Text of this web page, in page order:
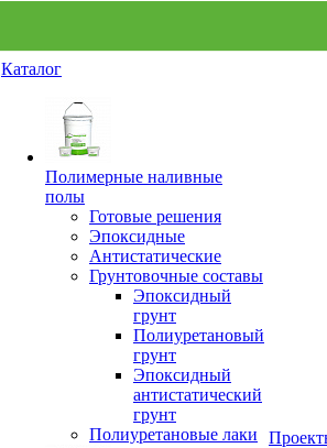
Каталог
Полимерные наливные
полы
Готовые решения
Эпоксидные
Антистатические
Грунтовочные составы
Эпоксидный
грунт
Полиуретановый
грунт
Эпоксидный
антистатический
грунт
Полиуретановые лаки